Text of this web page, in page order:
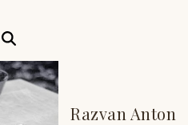
Razvan Anton